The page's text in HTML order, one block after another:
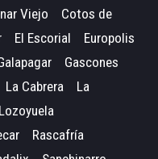
Viejo
Cotos de
El Escorial
Europolis
Gascones
La Cabrera
La
Lozoyuela
Rascafría